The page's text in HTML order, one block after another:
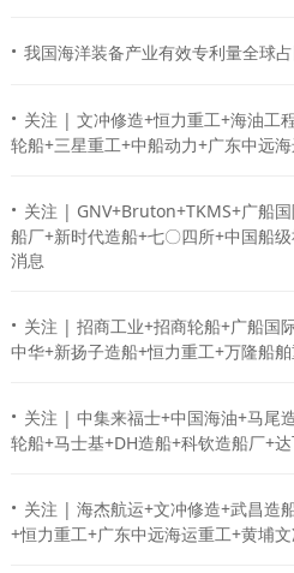
· 我国海洋装备产业有效专利量全球占
· 关注 | 文冲修造+恒力重工+海油工
轮船+三星重工+中船动力+广东中远
· 关注 | GNV+Bruton+TKMS+广船
船厂+新时代造船+七〇四所+中国船
消息
· 关注 | 招商工业+招商轮船+广船国
中华+新扬子造船+恒力重工+万隆船
· 关注 | 中集来福士+中国海油+马尾
轮船+马士基+DH造船+科钦造船厂+
· 关注 | 海杰航运+文冲修造+武昌造
+恒力重工+广东中远海运重工+黄埔